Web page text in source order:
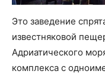
Это заведение
известняковой
Адриатического
комплекса с